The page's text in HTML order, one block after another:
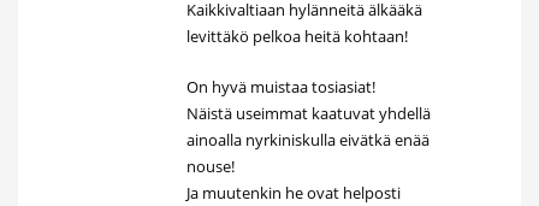
Kaikkivaltiaan hylänneitä älkääkä
levittäkö pelkoa heitä kohtaan!
On hyvä muistaa tosiasiat!
Näistä useimmat kaatuvat yhdellä
ainoalla nyrkiniskulla eivätkä enää
nouse!
Ja muutenkin he ovat helposti